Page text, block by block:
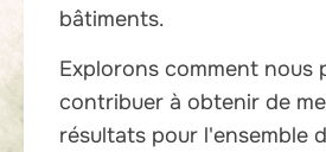
bâtiments.
Explorons comment nous
contribuer à obtenir de
résultats pour l'ensemble